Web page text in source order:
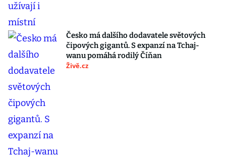
Česko má dalšího dodavatele světových
čipových gigantů. S expanzí na Tchaj-
wanu pomáhá rodilý Číňan
Živě.cz